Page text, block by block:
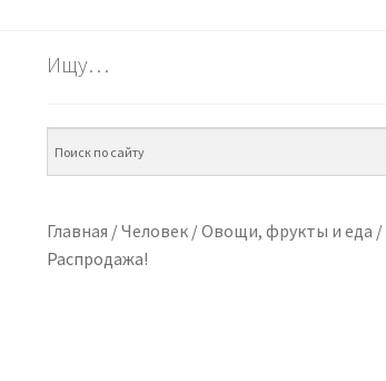
Ищу…
Главная /Человек/Овощи, фрукты и еда /
Распродажа!